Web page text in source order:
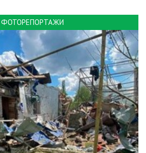
ФОТОРЕПОРТАЖИ